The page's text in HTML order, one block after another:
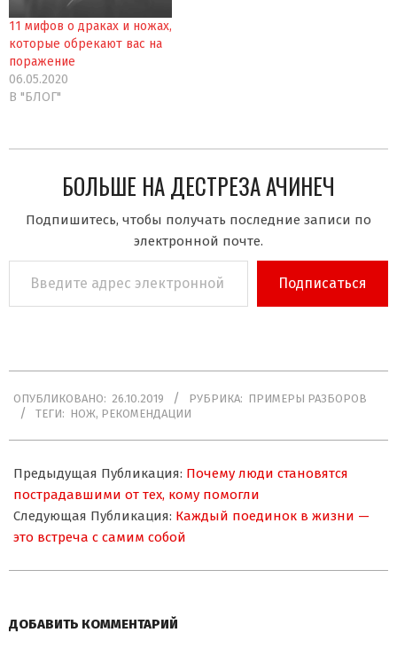
11 мифов о драках и ножах,
которые обрекают вас на
поражение
06.05.2020
В "БЛОГ"
БОЛЬШЕ НА ДЕСТРЕЗА АЧИНЕЧ
Подпишитесь, чтобы получать последние записи по
электронной почте.
адрес
электронной
Подписаться
10-
ОПУБЛИКОВАНО: 26.10.2019 РУБРИКА: ПРИМЕРЫ РАЗБОРОВ
ТЕГИ: НОЖ, РЕКОМЕНДАЦИИ
Предыдущая Публикация: Почему люди становятся
пострадавшими от тех, кому помогли
Следующая Публикация: Каждый поединок в жизни —
это встреча с самим собой
ДОБАВИТЬ КОММЕНТАРИЙ